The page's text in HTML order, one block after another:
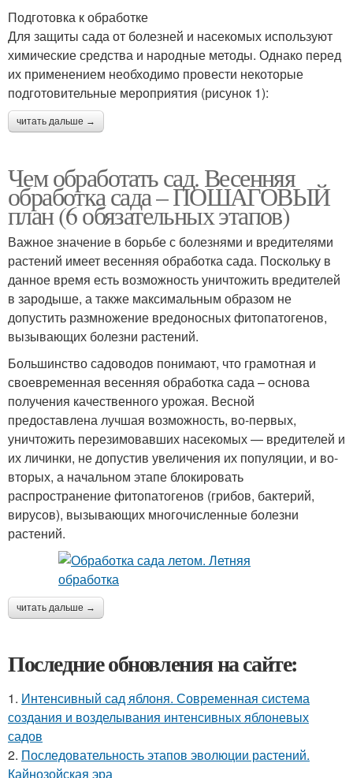
Подготовка к обработке
Для защиты сада от болезней и насекомых используют
химические средства и народные методы. Однако перед
их применением необходимо провести некоторые
подготовительные мероприятия (рисунок 1):
читать дальше →
Чем обработать сад. Весенняя
обработка сада – ПОШАГОВЫЙ
план (6 обязательных этапов)
Важное значение в борьбе с болезнями и вредителями
растений имеет весенняя обработка сада. Поскольку в
данное время есть возможность уничтожить вредителей
в зародыше, а также максимальным образом не
допустить размножение вредоносных фитопатогенов,
вызывающих болезни растений.
Большинство садоводов понимают, что грамотная и
своевременная весенняя обработка сада – основа
получения качественного урожая. Весной
предоставлена лучшая возможность, во-первых,
уничтожить перезимовавших насекомых — вредителей и
их личинки, не допустив увеличения их популяции, и во-
вторых, а начальном этапе блокировать
распространение фитопатогенов (грибов, бактерий,
вирусов), вызывающих многочисленные болезни
растений.
читать дальше →
Последние обновления на сайте:
1. Интенсивный сад яблоня. Современная система
создания и возделывания интенсивных яблоневых
садов
2. Последовательность этапов эволюции растений.
Кайнозойская эра